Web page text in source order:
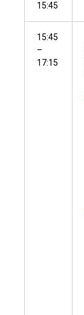
15:45
15:45
–
17:15